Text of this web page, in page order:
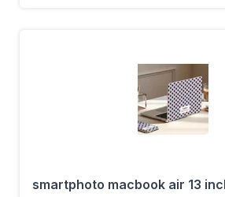
smartphoto macbook air 13